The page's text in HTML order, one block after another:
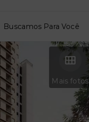
Buscamos Para Você
Mais fotos